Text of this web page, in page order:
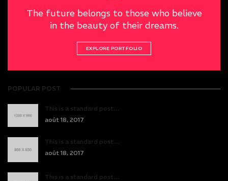
The future belongs to those who believe
in the beauty of their dreams.
EXPLORE PORTFOLIO
POPULAR POST
This is a standard post…
août 18, 2017
This is a standard post…
août 18, 2017
This is a standard post…